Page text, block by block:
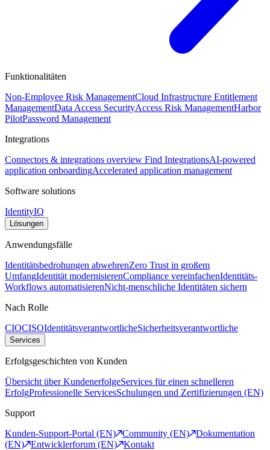
Funktionalitäten
Non-Employee Risk ManagementCloud Infrastructure Entitlement
ManagementData Access SecurityAccess Risk ManagementHarbor
PilotPassword Management
Integrations
Connectors & integrations overview Find IntegrationsAI-powered
application onboardingAccelerated application management
Software solutions
IdentityIQ
Lösungen
Anwendungsfälle
Identitätsbedrohungen abwehrenZero Trust in großem
UmfangIdentität modernisierenCompliance vereinfachenIdentitäts-
Workflows automatisierenNicht-menschliche Identitäten sichern
Nach Rolle
CIOCISOIdentitätsverantwortlicheSicherheitsverantwortliche
Services
Erfolgsgeschichten von Kunden
Übersicht über KundenerfolgeServices für einen schnelleren
ErfolgProfessionelle ServicesSchulungen und Zertifizierungen (EN)
Support
Kunden-Support-Portal (EN)
Community (EN)
Dokumentation
(EN)
Entwicklerforum (EN) Kontakt